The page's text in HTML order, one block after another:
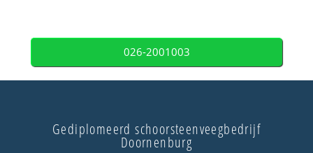
026-2001003
Gediplomeerd schoorsteenveegbedrijf
Doornenburg